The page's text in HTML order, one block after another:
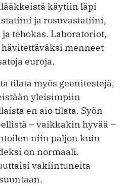
käytiin läpi
ja rosuvastatiini,
tehokas. Laboratoriot,
menneet
euroja.
tilata myös geenitestejä,
yleisimpiin
en aio tilata. Syön
– vaikkakin hyvää –
niin paljon kuin
on normaali.
vakiintuneita